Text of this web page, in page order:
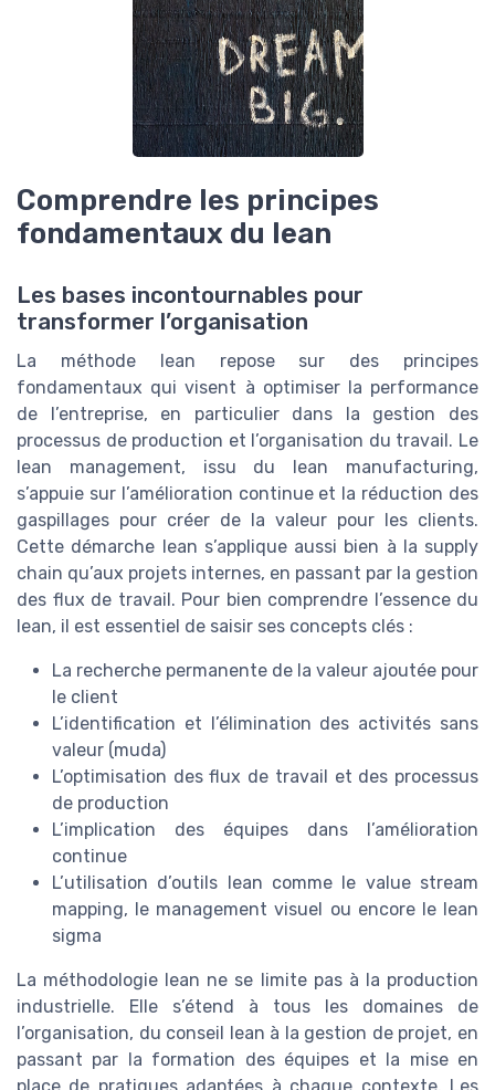
Comprendre les principes
fondamentaux du lean
Les bases incontournables pour
transformer l’organisation
La méthode lean repose sur des principes
fondamentaux qui visent à optimiser la performance
de l’entreprise, en particulier dans la gestion des
processus de production et l’organisation du travail. Le
lean management, issu du lean manufacturing,
s’appuie sur l’amélioration continue et la réduction des
gaspillages pour créer de la valeur pour les clients.
Cette démarche lean s’applique aussi bien à la supply
chain qu’aux projets internes, en passant par la gestion
des flux de travail. Pour bien comprendre l’essence du
lean, il est essentiel de saisir ses concepts clés :
La recherche permanente de la valeur ajoutée pour
le client
L’identification et l’élimination des activités sans
valeur (muda)
L’optimisation des flux de travail et des processus
de production
L’implication des équipes dans l’amélioration
continue
L’utilisation d’outils lean comme le value stream
mapping, le management visuel ou encore le lean
sigma
La méthodologie lean ne se limite pas à la production
industrielle. Elle s’étend à tous les domaines de
l’organisation, du conseil lean à la gestion de projet, en
passant par la formation des équipes et la mise en